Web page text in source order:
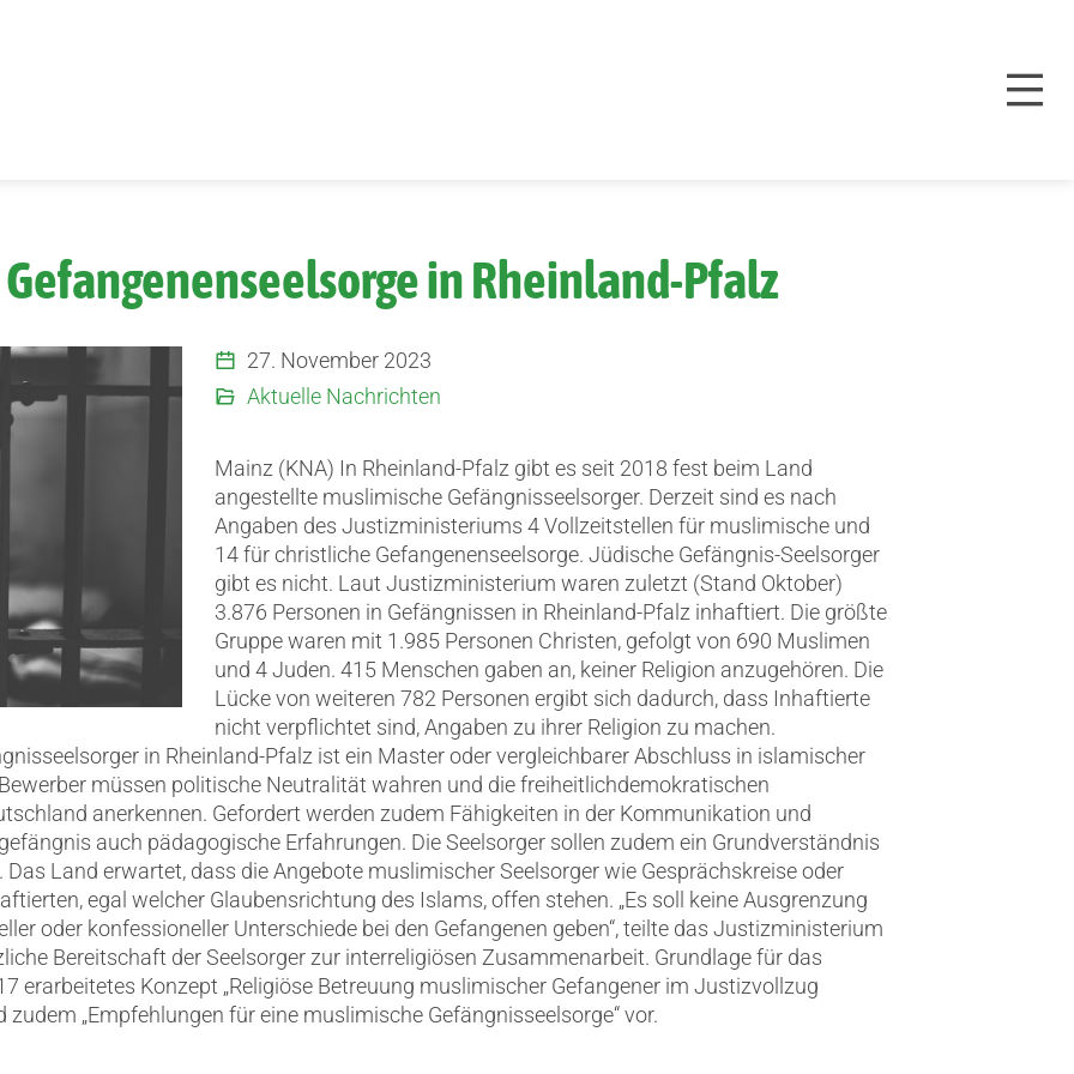
in Rheinland-Pfalz
27. November 2023
Aktuelle Nachrichten
Mainz (KNA) In Rheinland-Pfalz gibt es seit 2018 fest beim Land
angestellte muslimische Gefängnisseelsorger. Derzeit sind es nach
Angaben des Justizministeriums 4 Vollzeitstellen für muslimische und
14 für christliche Gefangenenseelsorge. Jüdische Gefängnis-Seelsorger
gibt es nicht. Laut Justizministerium waren zuletzt (Stand Oktober)
3.876 Personen in Gefängnissen in Rheinland-Pfalz inhaftiert. Die größte
Gruppe waren mit 1.985 Personen Christen, gefolgt von 690 Muslimen
und 4 Juden. 415 Menschen gaben an, keiner Religion anzugehören. Die
Lücke von weiteren 782 Personen ergibt sich dadurch, dass Inhaftierte
nicht verpflichtet sind, Angaben zu ihrer Religion zu machen.
in Rheinland-Pfalz ist ein Master oder vergleichbarer Abschluss in islamischer
müssen politische Neutralität wahren und die freiheitlichdemokratischen
anerkennen. Gefordert werden zudem Fähigkeiten in der Kommunikation und
auch pädagogische Erfahrungen. Die Seelsorger sollen zudem ein Grundverständnis
Land erwartet, dass die Angebote muslimischer Seelsorger wie Gesprächskreise oder
egal welcher Glaubensrichtung des Islams, offen stehen. „Es soll keine Ausgrenzung
oder konfessioneller Unterschiede bei den Gefangenen geben“, teilte das Justizministerium
Bereitschaft der Seelsorger zur interreligiösen Zusammenarbeit. Grundlage für das
erarbeitetes Konzept „Religiöse Betreuung muslimischer Gefangener im Justizvollzug
„Empfehlungen für eine muslimische Gefängnisseelsorge“ vor.